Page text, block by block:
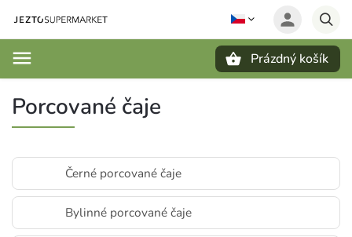
Prázdný košík
Porcované čaje
Černé porcované čaje
Bylinné porcované čaje